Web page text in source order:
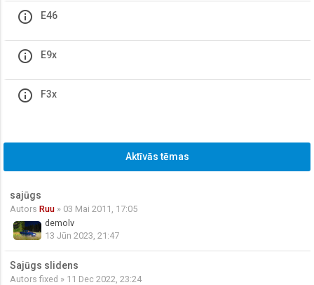
info_outline E46
info_outline E9x
info_outline F3x
Aktīvās tēmas
sajūgs
Autors Ruu » 03 Mai 2011, 17:05
demolv
13 Jūn 2023, 21:47
Sajūgs slidens
Autors fixed » 11 Dec 2022, 23:24